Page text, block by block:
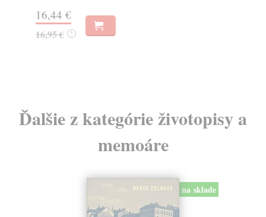
16,44 €
16,95 € ?
Ďalšie z kategórie životopisy a
memoáre
na sklade